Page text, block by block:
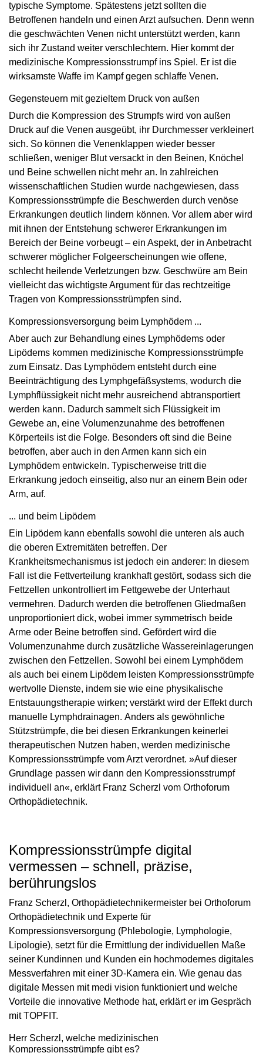
typische Symptome. Spätestens jetzt sollten die
Betroffenen handeln und einen Arzt aufsuchen. Denn wenn
die geschwächten Venen nicht unterstützt werden, kann
sich ihr Zustand weiter verschlechtern. Hier kommt der
medizinische Kompressionsstrumpf ins Spiel. Er ist die
wirksamste Waffe im Kampf gegen schlaffe Venen.
Gegensteuern mit gezieltem Druck von außen
Durch die Kompression des Strumpfs wird von außen
Druck auf die Venen ausgeübt, ihr Durchmesser verkleinert
sich. So können die Venenklappen wieder besser
schließen, weniger Blut versackt in den Beinen, Knöchel
und Beine schwellen nicht mehr an. In zahlreichen
wissenschaftlichen Studien wurde nachgewiesen, dass
Kompressionsstrümpfe die Beschwerden durch venöse
Erkrankungen deutlich lindern können. Vor allem aber wird
mit ihnen der Entstehung schwerer Erkrankungen im
Bereich der Beine vorbeugt – ein Aspekt, der in Anbetracht
schwerer möglicher Folgeerscheinungen wie offene,
schlecht heilende Verletzungen bzw. Geschwüre am Bein
vielleicht das wichtigste Argument für das rechtzeitige
Tragen von Kompressionsstrümpfen sind.
Kompressionsversorgung beim Lymphödem ...
Aber auch zur Behandlung eines Lymphödems oder
Lipödems kommen medizinische Kompressionsstrümpfe
zum Einsatz. Das Lymphödem entsteht durch eine
Beeinträchtigung des Lymphgefäßsystems, wodurch die
Lymphflüssigkeit nicht mehr ausreichend abtransportiert
werden kann. Dadurch sammelt sich Flüssigkeit im
Gewebe an, eine Volumenzunahme des betroffenen
Körperteils ist die Folge. Besonders oft sind die Beine
betroffen, aber auch in den Armen kann sich ein
Lymphödem entwickeln. Typischerweise tritt die
Erkrankung jedoch einseitig, also nur an einem Bein oder
Arm, auf.
... und beim Lipödem
Ein Lipödem kann ebenfalls sowohl die unteren als auch
die oberen Extremitäten betreffen. Der
Krankheitsmechanismus ist jedoch ein anderer: In diesem
Fall ist die Fettverteilung krankhaft gestört, sodass sich die
Fettzellen unkontrolliert im Fettgewebe der Unterhaut
vermehren. Dadurch werden die betroffenen Gliedmaßen
unproportioniert dick, wobei immer symmetrisch beide
Arme oder Beine betroffen sind. Gefördert wird die
Volumenzunahme durch zusätzliche Wassereinlagerungen
zwischen den Fettzellen. Sowohl bei einem Lymphödem
als auch bei einem Lipödem leisten Kompressionsstrümpfe
wertvolle Dienste, indem sie wie eine physikalische
Entstauungstherapie wirken; verstärkt wird der Effekt durch
manuelle Lymphdrainagen. Anders als gewöhnliche
Stützstrümpfe, die bei diesen Erkrankungen keinerlei
therapeutischen Nutzen haben, werden medizinische
Kompressionsstrümpfe vom Arzt verordnet. »Auf dieser
Grundlage passen wir dann den Kompressionsstrumpf
individuell an«, erklärt Franz Scherzl vom Orthoforum
Orthopädietechnik.
Kompressionsstrümpfe digital
vermessen – schnell, präzise,
berührungslos
Franz Scherzl, Orthopädietechnikermeister bei Orthoforum
Orthopädietechnik und Experte für
Kompressionsversorgung (Phlebologie, Lymphologie,
Lipologie), setzt für die Ermittlung der individuellen Maße
seiner Kundinnen und Kunden ein hochmodernes digitales
Messverfahren mit einer 3D-Kamera ein. Wie genau das
digitale Messen mit medi vision funktioniert und welche
Vorteile die innovative Methode hat, erklärt er im Gespräch
mit TOPFIT.
Herr Scherzl, welche medizinischen
Kompressionsstrümpfe gibt es?